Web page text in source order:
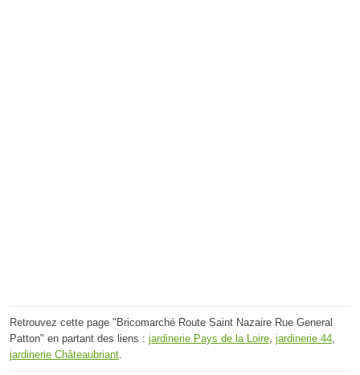
Retrouvez cette page "Bricomarché Route Saint Nazaire Rue General
Patton" en partant des liens : jardinerie Pays de la Loire jardinerie 44
jardinerie Châteaubriant